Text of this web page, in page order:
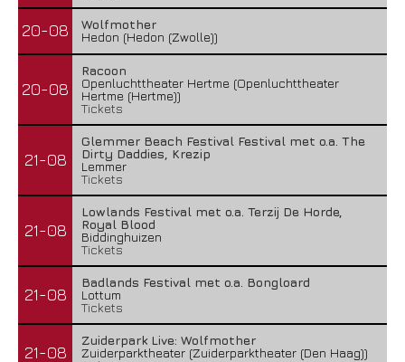
20-08
Wolfmother
Hedon (Hedon (Zwolle))
20-08
Racoon
Openluchttheater Hertme (Openluchttheater
Hertme (Hertme))
Tickets
21-08
Glemmer Beach Festival Festival met o.a. The
Dirty Daddies, Krezip
Lemmer
Tickets
21-08
Lowlands Festival met o.a. Terzij De Horde,
Royal Blood
Biddinghuizen
Tickets
21-08
Badlands Festival met o.a. Bongloard
Lottum
Tickets
21-08
Zuiderpark Live: Wolfmother
Zuiderparktheater (Zuiderparktheater (Den Haag))